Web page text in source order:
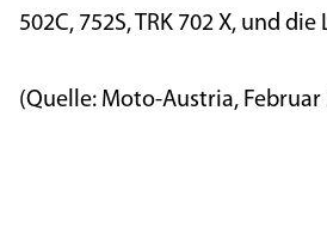
502C, 752S, TRK 702 X, und
(Quelle: Moto-Austria, Februar